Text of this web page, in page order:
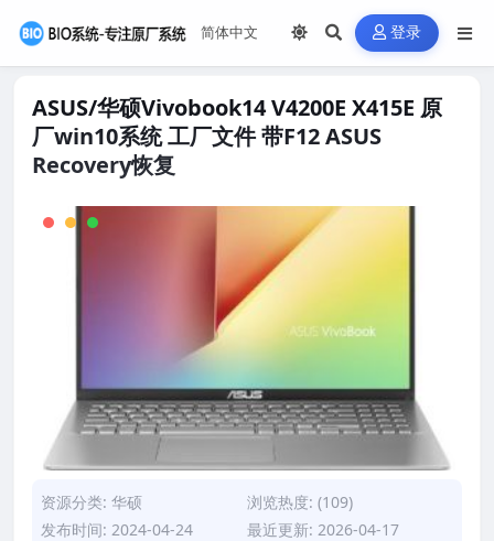
登录
ASUS/华硕Vivobook14 V4200E X415E 原
厂win10系统 工厂文件 带F12 ASUS
Recovery恢复
资源分类: 华硕
浏览热度: (109)
发布时间: 2024-04-24
最近更新: 2026-04-17